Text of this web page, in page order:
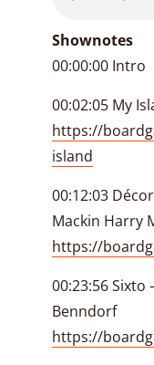
Shownotes
00:00:00 Intro
00:02:05 My
https://
island
00:12:03
Mackin Harry
https://
00:23:56 Sixto
Benndorf
https://